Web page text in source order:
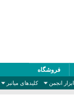
ابزار انجمن کلیدهای میانبر
فروشگاه